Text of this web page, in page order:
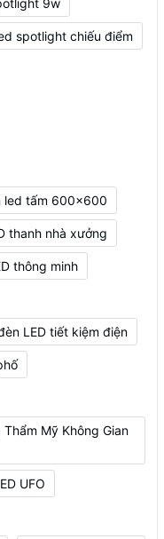
9w
spotlight chiếu điểm
led tấm 600x600
thanh nhà xưởng
thông minh
LED tiết kiệm điện
Thẩm Mỹ Không Gian
UFO